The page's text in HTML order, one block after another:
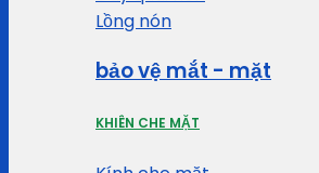
Lồng nón
bảo vệ mắt - mặt
KHIÊN CHE MẶT